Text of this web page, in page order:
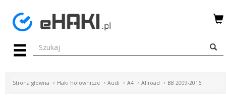
Menu
HAKI
Strona główna Haki holownicze Audi A4 Allroad B8 2009-2016